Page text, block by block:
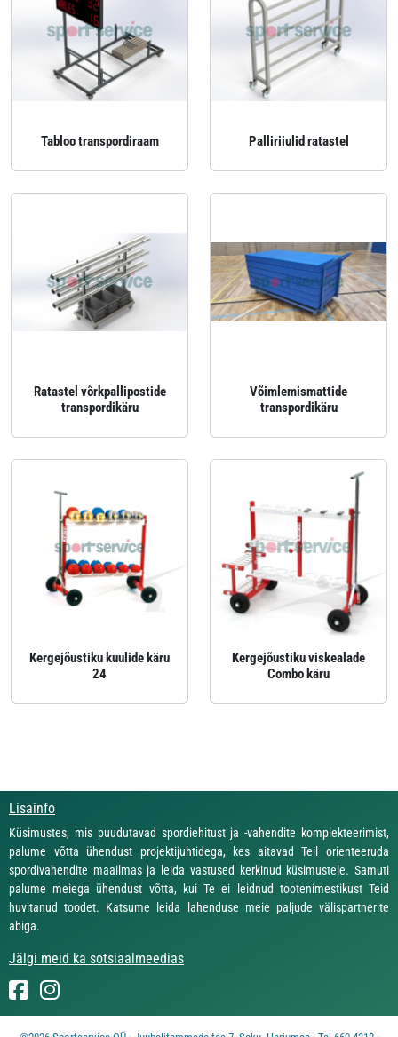
Tabloo transpordiraam Palliriiulid ratastel
Ratastel võrkpallipostide
transpordikäru
Võimlemismattide
transpordikäru
Kergejõustiku kuulide käru
24
Kergejõustiku viskealade
Combo käru
Lisainfo
Küsimustes, mis puudutavad spordiehitust ja -vahendite komplekteerimist,
palume võtta ühendust projektijuhtidega, kes aitavad Teil orienteeruda
spordivahendite maailmas ja leida vastused kerkinud küsimustele. Samuti
palume meiega ühendust võtta, kui Te ei leidnud tootenimestikust Teid
huvitanud toodet. Katsume leida lahenduse meie paljude välispartnerite
abiga.
Jälgi meid ka sotsiaalmeedias